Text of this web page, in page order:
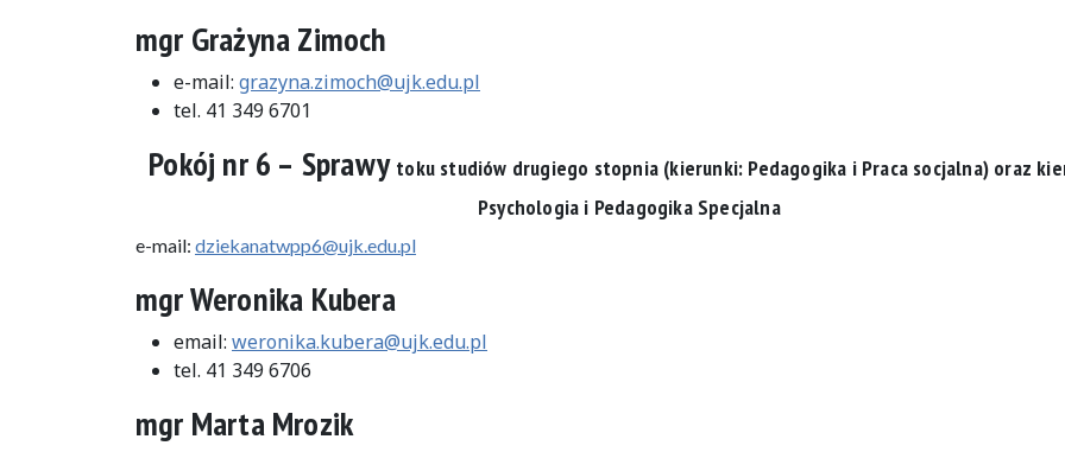
mgr Grażyna Zimoch
e-mail: grazyna.zimoch@ujk.edu.pl
tel. 41 349 6701
Pokój nr 6 – Sprawy toku studiów drugiego stopnia (kierunki: Pedagogika i Praca socjalna) oraz
Psychologia i Pedagogika Specjalna
e-mail: dziekanatwpp6@ujk.edu.pl
mgr Weronika Kubera
email: weronika.kubera@ujk.edu.pl
tel. 41 349 6706
mgr Marta Mrozik